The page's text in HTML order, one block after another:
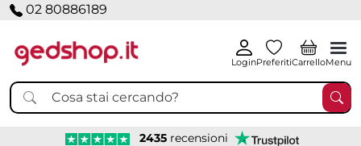
02 80886189
LoginPreferitiCarrelloMenu
2435 recensioni